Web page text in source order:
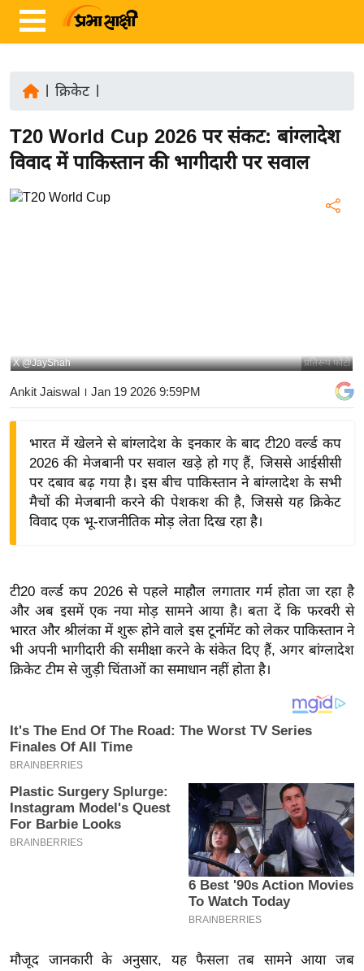
ज़ा
ख
र
ष्ट्री
य
बि
द्यो
ग
त
वि
शे
ष
य
ब
ट
खे
ल
P
क्रिकेट|
T20 World Cup 2026 पर संकट: बांग्लादेश
विवाद में पाकिस्तान की भागीदारी पर सवाल
प्रतिरूप फोटो
X @JayShah
Ankit Jaiswal । Jan 19 2026 9:59PM
भारत में खेलने से बांग्लादेश के इनकार के बाद टी20 वर्ल्ड कप
2026 की मेजबानी पर सवाल खड़े हो गए हैं, जिससे आईसीसी
पर दबाव बढ़ गया है। इस बीच पाकिस्तान ने बांग्लादेश के सभी
मैचों की मेजबानी करने की पेशकश की है, जिससे यह क्रिकेट
विवाद एक भू-राजनीतिक मोड़ लेता दिख रहा है।
टी20 वर्ल्ड कप 2026 से पहले माहौल लगातार गर्म होता जा रहा है
और अब इसमें एक नया मोड़ सामने आया है। बता दें कि फरवरी से
भारत और श्रीलंका में शुरू होने वाले इस टूर्नामेंट को लेकर पाकिस्तान ने
भी अपनी भागीदारी की समीक्षा करने के संकेत दिए हैं, अगर बांग्लादेश
क्रिकेट टीम से जुड़ी चिंताओं का समाधान नहीं होता है।
मौजूद जानकारी के अनुसार, यह फैसला तब सामने आया जब